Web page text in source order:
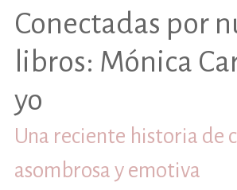
Conectadas por
libros: Mónica
yo
Una reciente historia de
asombrosa y emotiva